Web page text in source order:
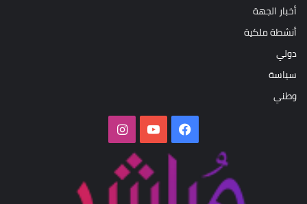
أخبار الجهة
أنشطة ملكية
دولي
سياسة
وطني
فيسبوك‫YouTubeانستقرام